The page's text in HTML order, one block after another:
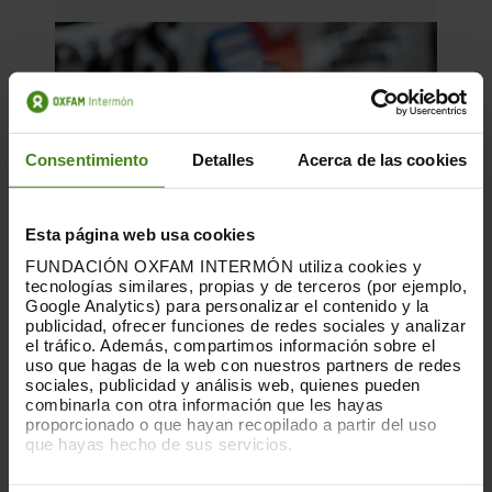
Consentimiento Detalles Acerca de las cookies
Esta página web usa cookies
FUNDACIÓN OXFAM INTERMÓN utiliza cookies y
tecnologías similares, propias y de terceros (por ejemplo,
Google Analytics) para personalizar el contenido y la
publicidad, ofrecer funciones de redes sociales y analizar
el tráfico. Además, compartimos información sobre el
uso que hagas de la web con nuestros partners de redes
sociales, publicidad y análisis web, quienes pueden
combinarla con otra información que les hayas
proporcionado o que hayan recopilado a partir del uso
que hayas hecho de sus servicios.
16.06.2026
Habitar la incertidumbre: vivienda,
juventud y malestar estructural